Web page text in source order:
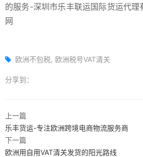
欧洲不包税 欧洲税号VAT清关
分享到：
上一篇
乐丰货运-专注欧洲跨境电商物流服务商
下一篇
欧洲用自用VAT清关发货的阳光路线